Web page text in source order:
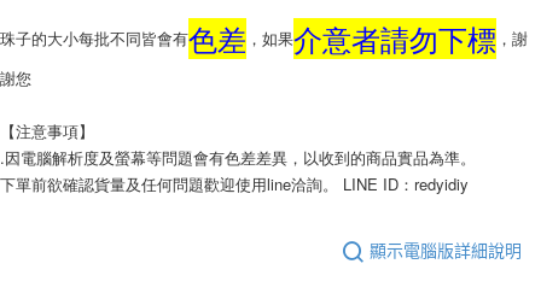
國家/地區配送-香港(順豐快遞) 查看運費
珠子的大小每批不同皆會有色差 ，如果介意者請勿下標 ，謝
謝您
【注意事項】
.因電腦解析度及螢幕等問題會有色差差異，以收到的商品實品為準。
下單前欲確認貨量及任何問題歡迎使用line洽詢。 LINE ID：redyidiy
顯示電腦版詳細說明